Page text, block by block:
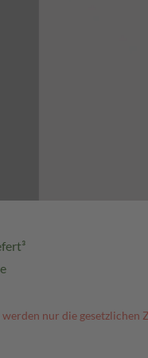
nur die gesetzlichen